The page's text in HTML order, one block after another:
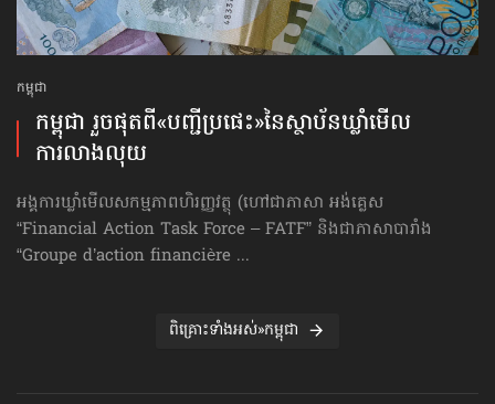
កម្ពុជា
កម្ពុជា រួចផុតពី«បញ្ជីប្រផេះ»​នៃស្ថាប័ន​ឃ្លាំមើល​
ការលាងលុយ
អង្គការឃ្លាំមើលសកម្មភាពហិរញ្ញវត្ថុ (ហៅ​ជា​ភាសា អង់គ្លេស
“Financial Action Task Force – FATF” និងជាភាសាបារាំង
“Groupe d’action financière ...
ពិគ្រោះទាំងអស់»កម្ពុជា